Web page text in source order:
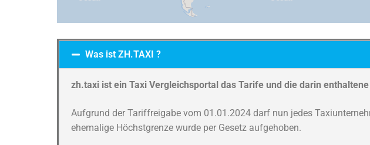
Was ist ZH.TAXI ?
zh.taxi ist ein Taxi Vergleichsportal das Tarife und die darin
Aufgrund der Tariffreigabe vom 01.01.2024 darf nun jedes
ehemalige Höchstgrenze wurde per Gesetz aufgehoben.